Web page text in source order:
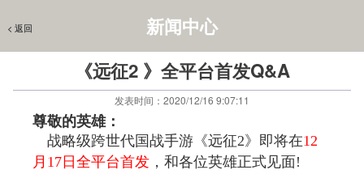
新闻中心
< 返回
< 返回
《远征2 》全平台首发Q&A
发表时间：2020/12/16 9:07:11
尊敬的英雄：
战略级跨世代国战手游《远征2》即将在12
月17日全平台首发 ，和各位英雄正式见面!